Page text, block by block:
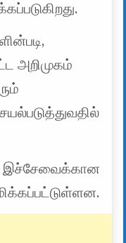
அறிமுகம்
இச்சேவைக்கான